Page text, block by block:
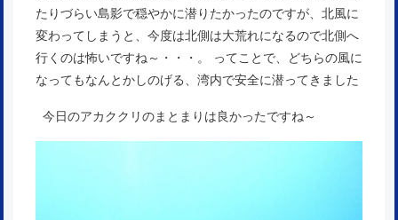
たりづらい島影で穏やかに潜りたかったのですが、北風に
変わってしまうと、今度は北側は大荒れになるので北側へ
行くのは怖いですね～・・・。 ってことで、どちらの風に
なってもなんとかしのげる、湾内で安全に潜ってきました
今日のアカククリのまとまりは良かったですね～